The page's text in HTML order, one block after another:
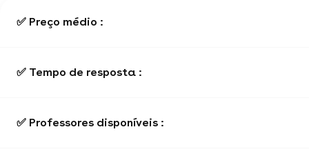
✅ Preço médio :
✅ Tempo de resposta :
✅ Professores disponíveis :